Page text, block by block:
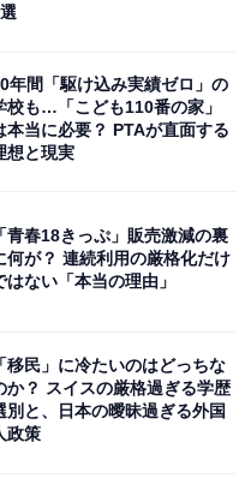
の人気商品5選
年間「駆け込み実績ゼロ」の
校も…「こども110番の家」
本当に必要？ PTAが直面する
想と現実
「青春18きっぷ」販売激減の裏
何が？ 連続利用の厳格化だけ
はない「本当の理由」
「移民」に冷たいのはどっちな
か？ スイスの厳格過ぎる学歴
別と、日本の曖昧過ぎる外国
政策